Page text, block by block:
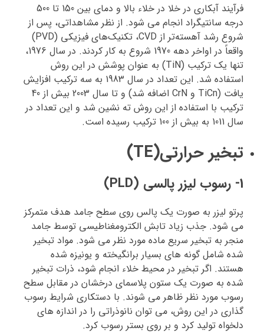
فرآیند آبکاری در خلا در خلاء بالا و دمای بین 150 تا 500
درجه سانتیگراد انجام می شود. از نظر مشاهداتی، پس از
شروع رشد آهسته‌تر از CVD، تکنیک‌های فیزیکی (PVD)
واقعاً در اواخر دهه 1970 شروع به کار کردند. در سال 1976،
تنها یک ترکیب (TiN) به عنوان پوشش در این روش
استفاده شد. این تعداد در سال 1983 به سه ترکیب افزایش
یافت (TiCn و CrN اضافه شد) و تا سال 2003 بیش از 40
ترکیب با استفاده از این روش ته نشین شد و این تعداد در
سال 1011 به بیش از 100 ترکیب رسیده است.
تبخیر حرارتی(TE)
1- رسوب لیزر پالسی (PLD)
پرتو لیزر به صورت یک پالس روی سطح جامد هدف متمرکز
می شود. جذب زیاد تابش الکترومغناطیسی توسط جامد
منجر به تبخیر سریع ماده مورد نظر می شود. مواد تبخیر
شده شامل گونه های بسیار برانگیخته و یونیزه شده
هستند. اگر تبخیر در محیط خلاء انجام شود، ذرات تبخیر
شده به صورت یک ستون پلاسمای درخشان در مقابل سطح
رسوب مورد نظر ظاهر می شوند. با دستکاری شرایط رسوب
گذاری در این روش، می توان نانوذراتی را در اندازه های
دلخواه تولید کرد و بر روی بستر رسوب کرد.